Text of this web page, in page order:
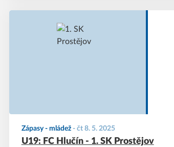
Zápasy - mládež- čt 8. 5. 2025
U19: FC Hlučín - 1. SK Prostějov